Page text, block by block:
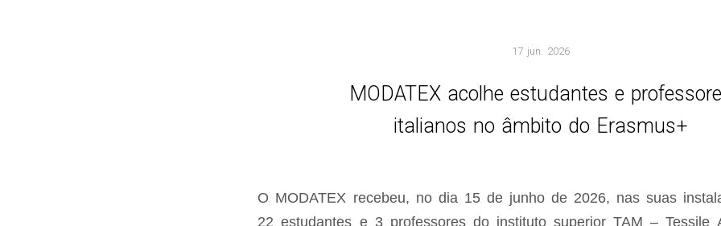
17 jun. 2026
MODATEX acolhe estudantes e
italianos no âmbito do Erasmus+
O MODATEX recebeu, no dia 15 de junho de 2026, nas suas
22 estudantes e 3 professores do instituto superior TAM – Tessile